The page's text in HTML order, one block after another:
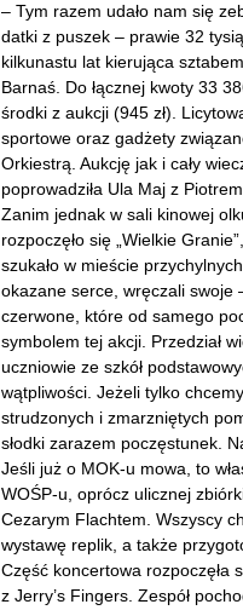
– Tym razem udało nam się
datki z puszek – prawie 32
kilkunastu lat kierująca
Barnaś. Do łącznej kwoty 33
środki z aukcji (945 zł).
sportowe oraz gadżety
Orkiestrą. Aukcję jak i cały
poprowadziła Ula Maj z
Zanim jednak w sali kinowej
rozpoczęło się „Wielkie
szukało w mieście
okazane serce, wręczali swoje
czerwone, które od samego
symbolem tej akcji. Przedział
uczniowie ze szkół
wątpliwości. Jeżeli tylko
strudzonych i zmarzniętych
słodki zarazem poczęstunek.
Jeśli już o MOK-u mowa, to
WOŚP-u, oprócz ulicznej
Cezarym Flachtem. Wszyscy
wystawę replik, a także
Część koncertowa rozpoczęła
z Jerry’s Fingers. Zespół